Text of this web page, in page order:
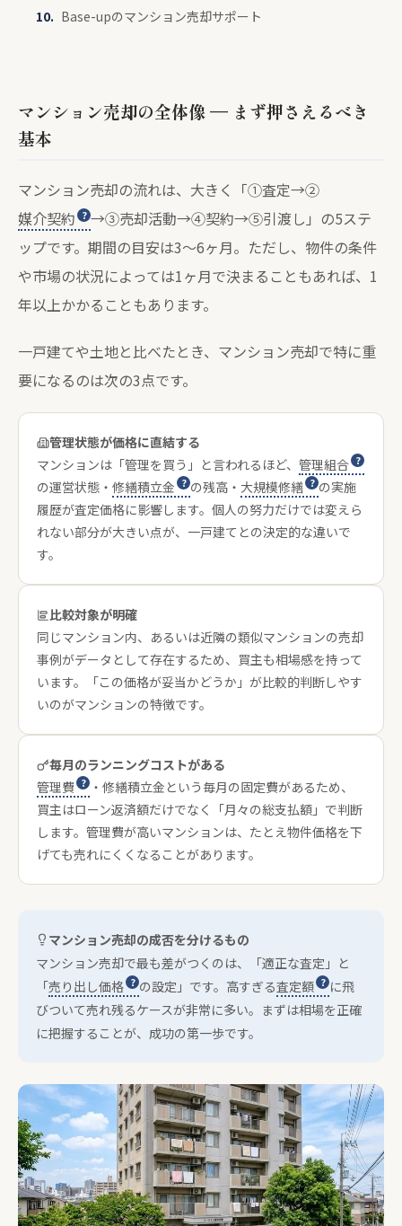
Base-upのマンション売却サポート
マンション売却の全体像 — まず押さえるべき
基本
マンション売却の流れは、大きく「①査定→②
媒介契約
→③売却活動→④契約→⑤引渡し」の5ステ
ップです。期間の目安は3〜6ヶ月。ただし、物件の条件
や市場の状況によっては1ヶ月で決まることもあれば、1
年以上かかることもあります。
一戸建てや土地と比べたとき、マンション売却で特に重
要になるのは次の3点です。
管理状態が価格に直結する
マンションは「管理を買う」と言われるほど、 管理組合
の運営状態・ 修繕積立金 の残高・ 大規模修繕
の実施
履歴が査定価格に影響します。個人の努力だけでは変えら
れない部分が大きい点が、一戸建てとの決定的な違いで
す。
比較対象が明確
同じマンション内、あるいは近隣の類似マンションの売却
事例がデータとして存在するため、買主も相場感を持って
います。「この価格が妥当かどうか」が比較的判断しやす
いのがマンションの特徴です。
毎月のランニングコストがある
管理費
・修繕積立金という毎月の固定費があるため、
買主はローン返済額だけでなく「月々の総支払額」で判断
します。管理費が高いマンションは、たとえ物件価格を下
げても売れにくくなることがあります。
マンション売却の成否を分けるもの
マンション売却で最も差がつくのは、「適正な査定」と
「売り出し価格 の設定」です。高すぎる査定額
に飛
びついて売れ残るケースが非常に多い。まずは相場を正確
に把握することが、成功の第一歩です。